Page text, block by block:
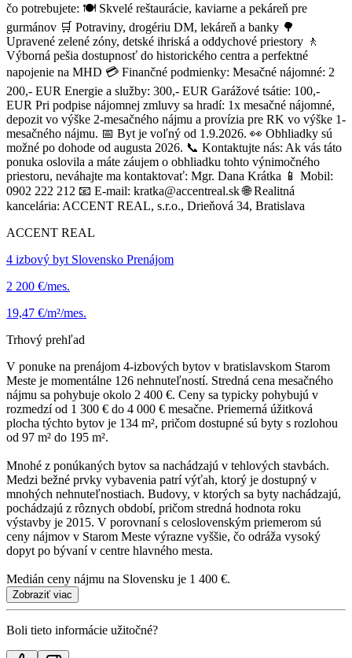
čo potrebujete: 🍽️ Skvelé reštaurácie, kaviarne a pekáreň pre
gurmánov 🛒 Potraviny, drogériu DM, lekáreň a banky 🌳
Upravené zelené zóny, detské ihriská a oddychové priestory 🚶
Výborná pešia dostupnosť do historického centra a perfektné
napojenie na MHD 💳 Finančné podmienky: Mesačné nájomné: 2
200,- EUR Energie a služby: 300,- EUR Garážové tsátie: 100,-
EUR Pri podpise nájomnej zmluvy sa hradí: 1x mesačné nájomné,
depozit vo výške 2-mesačného nájmu a provízia pre RK vo výške 1-
mesačného nájmu. 📅 Byt je voľný od 1.9.2026. 👀 Obhliadky sú
možné po dohode od augusta 2026. 📞 Kontaktujte nás: Ak vás táto
ponuka oslovila a máte záujem o obhliadku tohto výnimočného
priestoru, neváhajte ma kontaktovať: Mgr. Dana Krátka 📱 Mobil:
0902 222 212 📧 E-mail: kratka@accentreal.sk 🌐 Realitná
kancelária: ACCENT REAL, s.r.o., Drieňová 34, Bratislava
ACCENT REAL
4 izbový byt Slovensko Prenájom
2 200 €/mes.
19,47 €/m²/mes.
Trhový prehľad
V ponuke na prenájom 4-izbových bytov v bratislavskom Starom
Meste je momentálne 126 nehnuteľností. Stredná cena mesačného
nájmu sa pohybuje okolo 2 400 €. Ceny sa typicky pohybujú v
rozmedzí od 1 300 € do 4 000 € mesačne. Priemerná úžitková
plocha týchto bytov je 134 m², pričom dostupné sú byty s rozlohou
od 97 m² do 195 m².
Mnohé z ponúkaných bytov sa nachádzajú v tehlových stavbách.
Medzi bežné prvky vybavenia patrí výťah, ktorý je dostupný v
mnohých nehnuteľnostiach. Budovy, v ktorých sa byty nachádzajú,
pochádzajú z rôznych období, pričom stredná hodnota roku
výstavby je 2015. V porovnaní s celoslovenským priemerom sú
ceny nájmov v Starom Meste výrazne vyššie, čo odráža vysoký
dopyt po bývaní v centre hlavného mesta.
Medián ceny nájmu na Slovensku je 1 400 €.
Zobraziť viac
Boli tieto informácie užitočné?